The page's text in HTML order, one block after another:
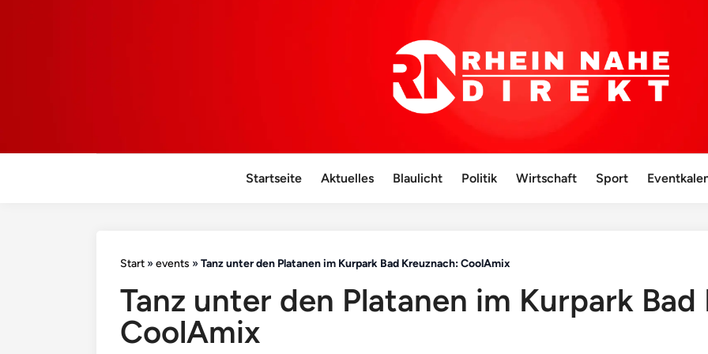
Startseite Aktuelles Blaulicht Politik Wirtschaft Sport
Start »events »Tanz unter den Platanen im Kurpark Bad Kreuznach: CoolAmix
Tanz unter den Platanen im Kurpark Bad
CoolAmix